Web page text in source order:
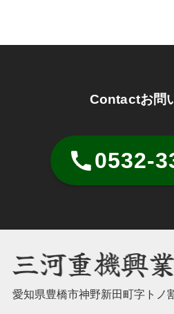
Contactお問
0532-
愛知県豊橋市神野新田町字トノ